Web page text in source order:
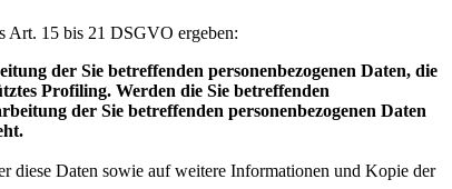
Art. 15 bis 21 DSGVO ergeben:
der Sie betreffenden personenbezogenen Daten, die
Profiling. Werden die Sie betreffenden
der Sie betreffenden personenbezogenen Daten
diese Daten sowie auf weitere Informationen und Kopie der